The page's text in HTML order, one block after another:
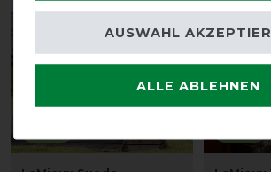
ALLE ABLEHNEN
AUSWAHL